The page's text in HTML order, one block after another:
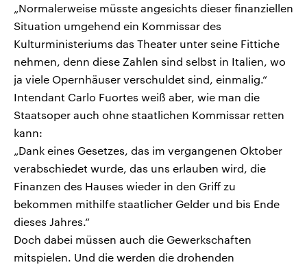
„Normalerweise müsste angesichts dieser finanziellen
Situation umgehend ein Kommissar des
Kulturministeriums das Theater unter seine Fittiche
nehmen, denn diese Zahlen sind selbst in Italien, wo
ja viele Opernhäuser verschuldet sind, einmalig.“
Intendant Carlo Fuortes weiß aber, wie man die
Staatsoper auch ohne staatlichen Kommissar retten
kann:
„Dank eines Gesetzes, das im vergangenen Oktober
verabschiedet wurde, das uns erlauben wird, die
Finanzen des Hauses wieder in den Griff zu
bekommen mithilfe staatlicher Gelder und bis Ende
dieses Jahres.“
Doch dabei müssen auch die Gewerkschaften
mitspielen. Und die werden die drohenden